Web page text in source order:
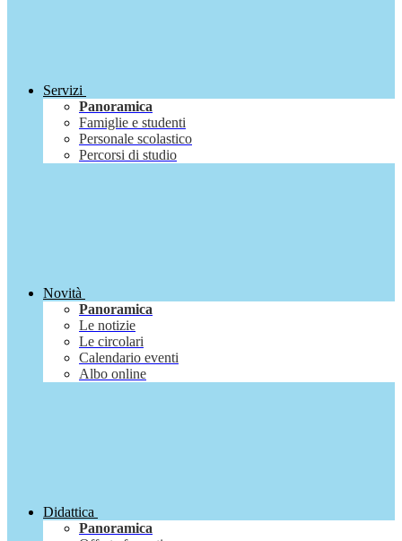
Servizi
Panoramica
Famiglie e studenti
Personale scolastico
Percorsi di studio
Novità
Panoramica
Le notizie
Le circolari
Calendario eventi
Albo online
Didattica
Panoramica